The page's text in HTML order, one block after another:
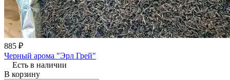
885 ₽
Черный арома "Эрл Грей"
Есть в наличии
В корзину